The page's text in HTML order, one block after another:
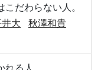
だわらない人。
大
秋澤和貴
れる人。